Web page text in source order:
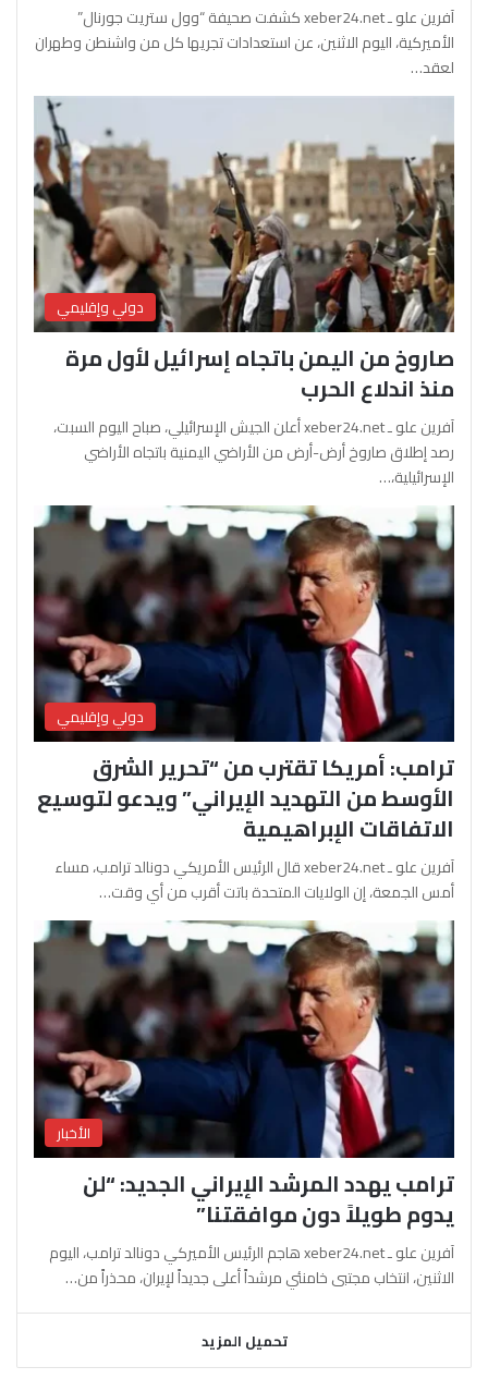
آفرين علو ـ xeber24.net كشفت صحيفة “وول ستريت جورنال”
الأميركية، اليوم الاثنين، عن استعدادات تجريها كل من واشنطن وطهران
لعقد…
دولي وإقليمي
صاروخ من اليمن باتجاه إسرائيل لأول مرة
منذ اندلاع الحرب
آفرين علو ـ xeber24.net أعلن الجيش الإسرائيلي، صباح اليوم السبت،
رصد إطلاق صاروخ أرض-أرض من الأراضي اليمنية باتجاه الأراضي
الإسرائيلية،…
دولي وإقليمي
ترامب: أمريكا تقترب من “تحرير الشرق
الأوسط من التهديد الإيراني” ويدعو لتوسيع
الاتفاقات الإبراهيمية
آفرين علو ـ xeber24.net قال الرئيس الأمريكي دونالد ترامب، مساء
أمس الجمعة، إن الولايات المتحدة باتت أقرب من أي وقت…
الأخبار
ترامب يهدد المرشد الإيراني الجديد: “لن
يدوم طويلاً دون موافقتنا”
آفرين علو ـ xeber24.net هاجم الرئيس الأميركي دونالد ترامب، اليوم
الاثنين، انتخاب مجتبى خامنئي مرشداً أعلى جديداً لإيران، محذراً من…
تحميل المزيد